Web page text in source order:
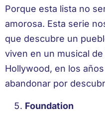
Porque esta lista no
amorosa. Esta serie
que descubre un
viven en un musical
Hollywood, en los
abandonar por
Foundation